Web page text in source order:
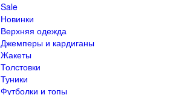
Sale
Новинки
Верхняя одежда
Джемперы и кардиганы
Жакеты
Толстовки
Туники
Футболки и топы